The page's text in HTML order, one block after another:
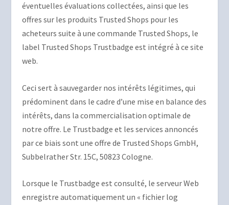
éventuelles évaluations collectées, ainsi que les
offres sur les produits Trusted Shops pour les
acheteurs suite à une commande Trusted Shops, le
label Trusted Shops Trustbadge est intégré à ce site
web.
Ceci sert à sauvegarder nos intérêts légitimes, qui
prédominent dans le cadre d’une mise en balance des
intérêts, dans la commercialisation optimale de
notre offre. Le Trustbadge et les services annoncés
par ce biais sont une offre de Trusted Shops GmbH,
Subbelrather Str. 15C, 50823 Cologne.
Lorsque le Trustbadge est consulté, le serveur Web
enregistre automatiquement un « fichier log